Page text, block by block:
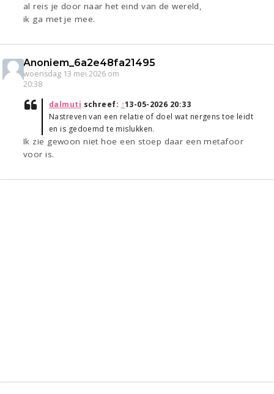
al reis je door naar het eind van de wereld,
ik ga met je mee.
Anoniem_6a2e48fa21495
woensdag 13 mei 2026 om
20:38
dalmuti schreef: ↑13-05-2026 20:33
Nastreven van een relatie of doel wat nergens toe leidt
en is gedoemd te mislukken.
Ik zie gewoon niet hoe een stoep daar een metafoor
voor is.